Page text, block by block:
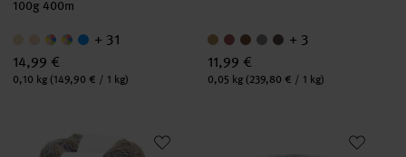
100g 400m
+ 31
14,99 €
Inhalt:
0,10 kg (149,90 € / 1 kg)
+ 3
11,99 €
Inhalt:
0,05 kg (239,80 € / 1 kg)
Creative Melange Alpaca Wonderball dkFashion Cotton Alpaca Fun Neps